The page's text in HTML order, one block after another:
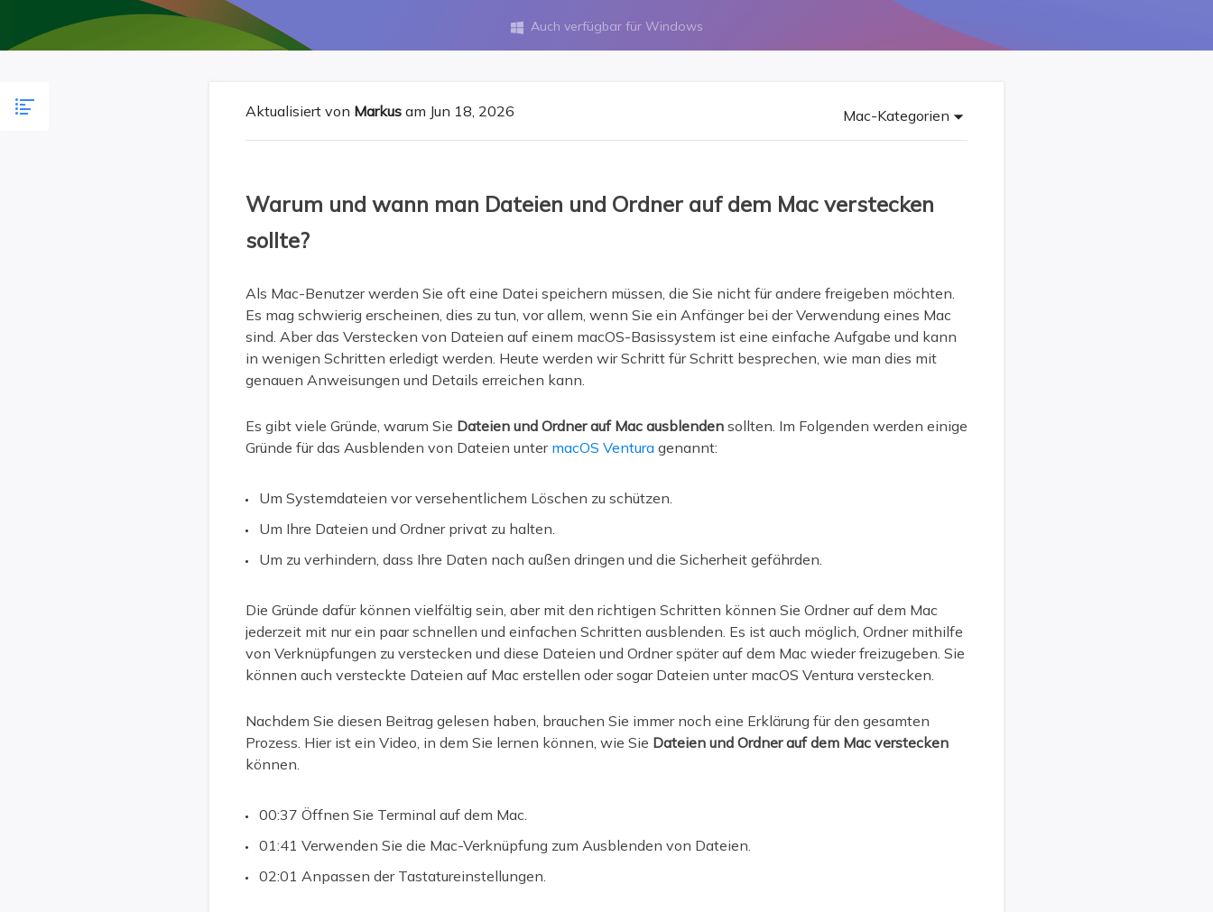
Exchange Recovery
EDB-Datei wiederherstellen & reparieren
MSP Service
 Auch verfügbar für Windows
Aktualisiert von Markus am Jun 18, 2026 Mac-Kategorien
Warum und wann man Dateien und Ordner auf dem Mac verstecken
sollte?
Als Mac-Benutzer werden Sie oft eine Datei speichern müssen, die Sie nicht für andere freigeben möchten.
Es mag schwierig erscheinen, dies zu tun, vor allem, wenn Sie ein Anfänger bei der Verwendung eines Mac
sind. Aber das Verstecken von Dateien auf einem macOS-Basissystem ist eine einfache Aufgabe und kann
in wenigen Schritten erledigt werden. Heute werden wir Schritt für Schritt besprechen, wie man dies mit
genauen Anweisungen und Details erreichen kann.
Es gibt viele Gründe, warum Sie Dateien und Ordner auf Mac ausblenden sollten. Im Folgenden werden einige
Gründe für das Ausblenden von Dateien unter macOS Ventura genannt:
Um Systemdateien vor versehentlichem Löschen zu schützen.
Um Ihre Dateien und Ordner privat zu halten.
Um zu verhindern, dass Ihre Daten nach außen dringen und die Sicherheit gefährden.
Die Gründe dafür können vielfältig sein, aber mit den richtigen Schritten können Sie Ordner auf dem Mac
jederzeit mit nur ein paar schnellen und einfachen Schritten ausblenden. Es ist auch möglich, Ordner mithilfe
von Verknüpfungen zu verstecken und diese Dateien und Ordner später auf dem Mac wieder freizugeben. Sie
können auch versteckte Dateien auf Mac erstellen oder sogar Dateien unter macOS Ventura verstecken.
Nachdem Sie diesen Beitrag gelesen haben, brauchen Sie immer noch eine Erklärung für den gesamten
Prozess. Hier ist ein Video, in dem Sie lernen können, wie Sie Dateien und Ordner auf dem Mac verstecken
können.
00:37 Öffnen Sie Terminal auf dem Mac.
01:41 Verwenden Sie die Mac-Verknüpfung zum Ausblenden von Dateien.
02:01 Anpassen der Tastatureinstellungen.